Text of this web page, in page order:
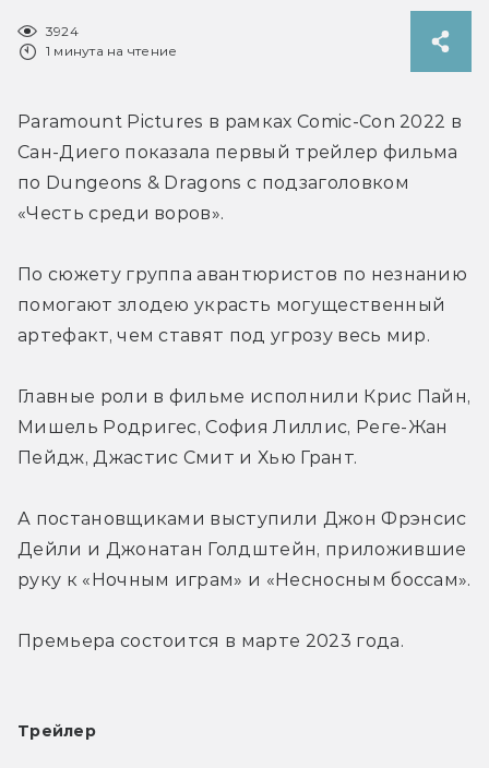
3924
1 минута на чтение
Paramount Pictures в рамках Comic-Con 2022 в
Сан-Диего показала первый трейлер фильма
по Dungeons & Dragons с подзаголовком
«Честь среди воров».
По сюжету группа авантюристов по незнанию
помогают злодею украсть могущественный
артефакт, чем ставят под угрозу весь мир.
Главные роли в фильме исполнили Крис Пайн,
Мишель Родригес, София Лиллис, Реге-Жан
Пейдж, Джастис Смит и Хью Грант.
А постановщиками выступили Джон Фрэнсис
Дейли и Джонатан Голдштейн, приложившие
руку к «Ночным играм» и «Несносным боссам».
Премьера состоится в марте 2023 года.
Трейлер